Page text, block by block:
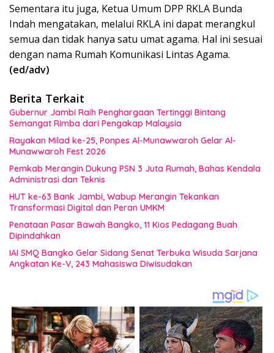
Sementara itu juga, Ketua Umum DPP RKLA Bunda
Indah mengatakan, melalui RKLA ini dapat merangkul
semua dan tidak hanya satu umat agama. Hal ini sesuai
dengan nama Rumah Komunikasi Lintas Agama.
(ed/adv)
Berita Terkait
Gubernur Jambi Raih Penghargaan Tertinggi Bintang
Semangat Rimba dari Pengakap Malaysia
Rayakan Milad ke-25, Ponpes Al-Munawwaroh Gelar Al-
Munawwaroh Fest 2026
Pemkab Merangin Dukung PSN 3 Juta Rumah, Bahas Kendala
Administrasi dan Teknis
HUT ke-63 Bank Jambi, Wabup Merangin Tekankan
Transformasi Digital dan Peran UMKM
Penataan Pasar Bawah Bangko, 11 Kios Pedagang Buah
Dipindahkan
IAI SMQ Bangko Gelar Sidang Senat Terbuka Wisuda Sarjana
Angkatan Ke-V, 243 Mahasiswa Diwisudakan